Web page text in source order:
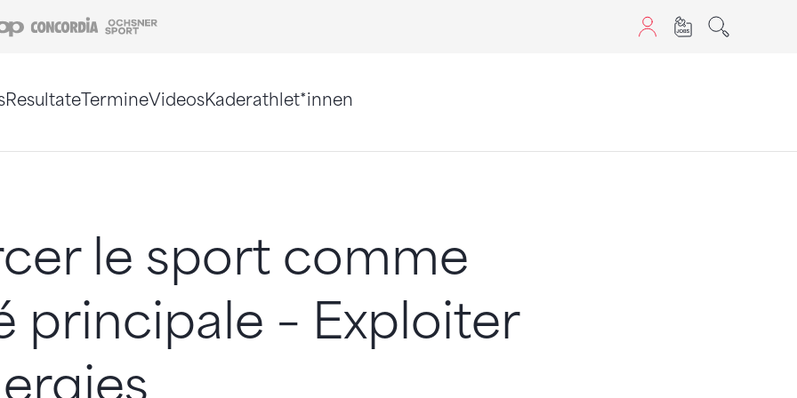
Coop Concordia
ResultateTermineVideosKaderathlet*innen
le sport comme
principale – Exploiter